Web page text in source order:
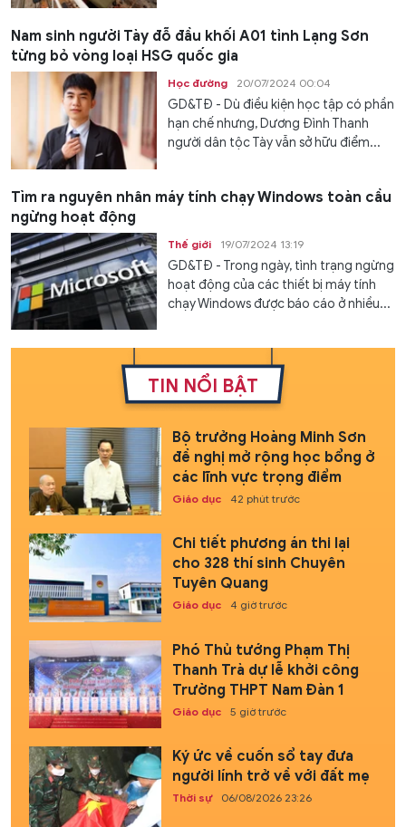
Nam sinh người Tày đỗ đầu khối A01 tỉnh Lạng Sơn
từng bỏ vòng loại HSG quốc gia
Học đường 20/07/2024 00:04
GD&TĐ - Dù điều kiện học tập có phần
hạn chế nhưng, Dương Đình Thanh
người dân tộc Tày vẫn sở hữu điểm...
Tìm ra nguyên nhân máy tính chạy Windows toàn cầu
ngừng hoạt động
Thế giới 19/07/2024 13:19
GD&TĐ - Trong ngày, tình trạng ngừng
hoạt động của các thiết bị máy tính
chạy Windows được báo cáo ở nhiều...
TIN NỔI BẬT
Bộ trưởng Hoàng Minh Sơn
đề nghị mở rộng học bổng ở
các lĩnh vực trọng điểm
Giáo dục 42 phút trước
Chi tiết phương án thi lại
cho 328 thí sinh Chuyên
Tuyên Quang
Giáo dục 4 giờ trước
Phó Thủ tướng Phạm Thị
Thanh Trà dự lễ khởi công
Trường THPT Nam Đàn 1
Giáo dục 5 giờ trước
Ký ức về cuốn sổ tay đưa
người lính trở về với đất mẹ
Thời sự 06/08/2026 23:26